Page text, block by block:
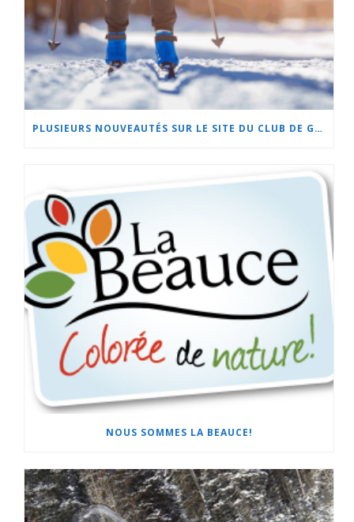
PLUSIEURS NOUVEAUTÉS SUR LE SITE DU CLUB DE GOLF DE BEAUCEVILLE ET À L’HÔTEL LA CACHE DU GOLF!
NOUS SOMMES LA BEAUCE!